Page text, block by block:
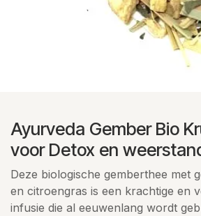
Ayurveda Gember Bio
voor Detox en
Deze biologische gemberthee met
en citroengras is een krachtige en
infusie die al eeuwenlang wordt